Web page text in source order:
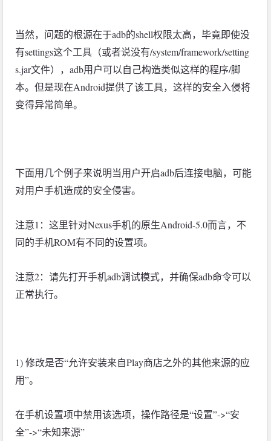
当然，问题的根源在于adb的shell权限太高，毕竟即使没
有settings这个工具（或者说没有/system/framework/setting
s.jar文件），adb用户可以自己构造类似这样的程序/脚
本。但是现在Android提供了该工具，这样的安全入侵将
变得异常简单。
下面用几个例子来说明当用户开启adb后连接电脑，可能
对用户手机造成的安全侵害。
注意1：这里针对Nexus手机的原生Android-5.0而言，不
同的手机ROM有不同的设置项。
注意2：请先打开手机adb调试模式，并确保adb命令可以
正常执行。
1) 修改是否“允许安装来自Play商店之外的其他来源的应
用”。
在手机设置项中禁用该选项，操作路径是“设置”->“安
全”->“未知来源”